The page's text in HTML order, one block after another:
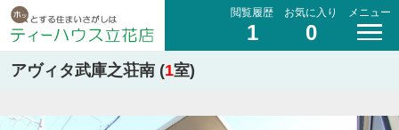
閲覧履歴
1
お気に入り
0
メニュー
アヴィタ武庫之荘南 (1室)